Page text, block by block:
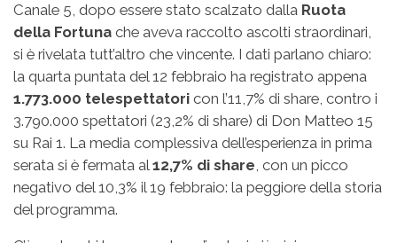
Canale 5, dopo essere stato scalzato dalla Ruota
della Fortuna che aveva raccolto ascolti straordinari,
si è rivelata tutt’altro che vincente. I dati parlano chiaro:
la quarta puntata del 12 febbraio ha registrato appena
1.773.000 telespettatori con l’11,7% di share, contro i
3.790.000 spettatori (23,2% di share) di Don Matteo 15
su Rai 1. La media complessiva dell’esperienza in prima
serata si è fermata al12,7% di share, con un picco
negativo del 10,3% il 19 febbraio: la peggiore della storia
del programma.